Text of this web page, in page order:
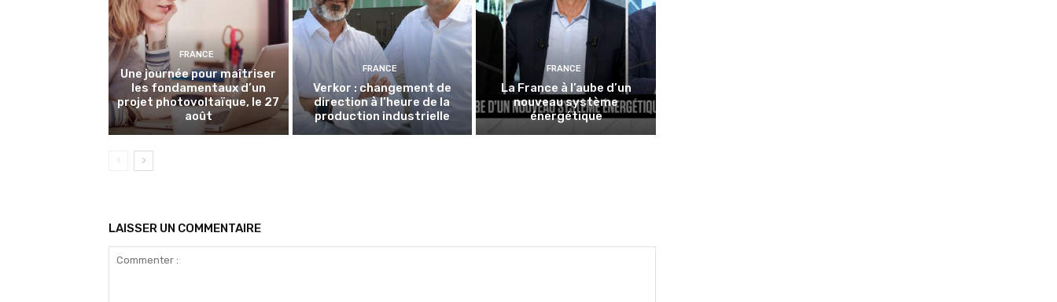
FRANCE
Une journée pour maîtriser
les fondamentaux d’un
projet photovoltaïque, le 27
août
FRANCE
Verkor : changement de
direction à l’heure de la
production industrielle
FRANCE
La France à l’aube d’un
nouveau système
énergétique
LAISSER UN COMMENTAIRE